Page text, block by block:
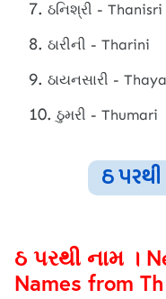
ઠનિશ્રી - Thanisri
ઠારીની - Tharini
ઠાયનસારી -
ઠુમરી - Thumari
ઠ પરથી
ઠ પરથી નામ ।
Names from